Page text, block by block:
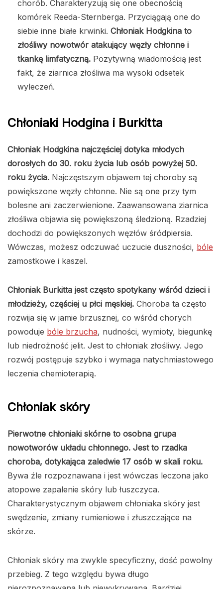
chorób. Charakteryzują się one obecnością
komórek Reeda-Sternberga. Przyciągają one do
siebie inne białe krwinki. Chłoniak Hodgkina to
złośliwy nowotwór atakujący węzły chłonne i
tkankę limfatyczną. Pozytywną wiadomością jest
fakt, że ziarnica złośliwa ma wysoki odsetek
wyleczeń.
Chłoniaki Hodgina i Burkitta
Chłoniak Hodgkina najczęściej dotyka młodych
dorosłych do 30. roku życia lub osób powyżej 50.
roku życia. Najczęstszym objawem tej choroby są
powiększone węzły chłonne. Nie są one przy tym
bolesne ani zaczerwienione. Zaawansowana ziarnica
złośliwa objawia się powiększoną śledzioną. Rzadziej
dochodzi do powiększonych węzłów śródpiersia.
Wówczas, możesz odczuwać uczucie duszności, bóle
zamostkowe i kaszel.
Chłoniak Burkitta jest często spotykany wśród dzieci i
młodzieży, częściej u płci męskiej. Choroba ta często
rozwija się w jamie brzusznej, co wśród chorych
powoduje bóle brzucha, nudności, wymioty, biegunkę
lub niedrożność jelit. Jest to chłoniak złośliwy. Jego
rozwój postępuje szybko i wymaga natychmiastowego
leczenia chemioterapią.
Chłoniak skóry
Pierwotne chłoniaki skórne to osobna grupa
nowotworów układu chłonnego. Jest to rzadka
choroba, dotykająca zaledwie 17 osób w skali roku.
Bywa źle rozpoznawana i jest wówczas leczona jako
atopowe zapalenie skóry lub łuszczyca.
Charakterystycznym objawem chłoniaka skóry jest
swędzenie, zmiany rumieniowe i złuszczające na
skórze.
Chłoniak skóry ma zwykle specyficzny, dość powolny
przebieg. Z tego względu bywa długo